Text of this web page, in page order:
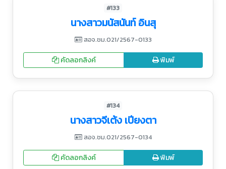
#133
นางสาวมนัสนันท์ อินสุ
สอจ.ชม.021/2567-0133
คัดลอกลิงค์ พิมพ์
#134
นางสาวจีเต้ง เปียงตา
สอจ.ชม.021/2567-0134
คัดลอกลิงค์ พิมพ์